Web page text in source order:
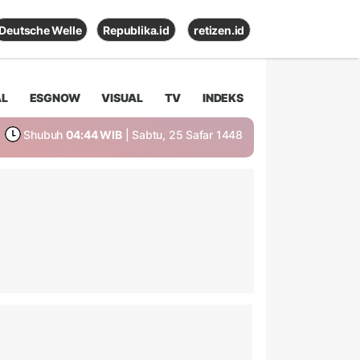
Deutsche Welle Republika.id retizen.id
ESGNOW VISUAL TV INDEKS
Shubuh 04:44 WIB | Sabtu, 25 Safar 1448